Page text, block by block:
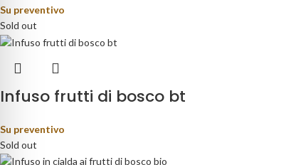
Su preventivo
Sold out
Infuso frutti di bosco bt
Su preventivo
Sold out